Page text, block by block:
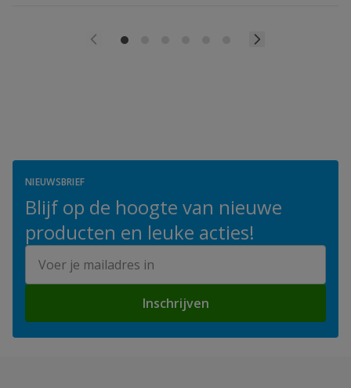
NIEUWSBRIEF
Blijf op de hoogte van nieuwe
producten en leuke acties!
Inschrijven